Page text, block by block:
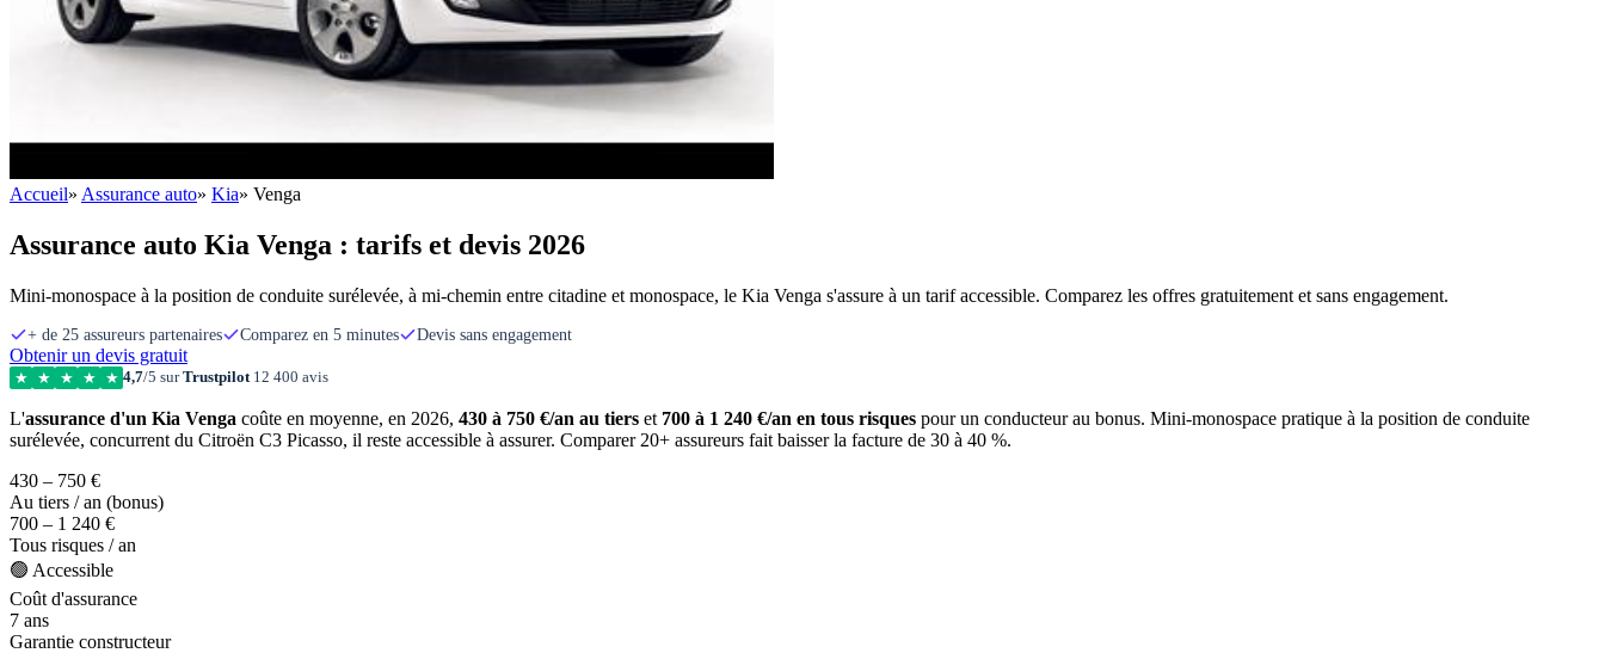
Accueil» Assurance auto» Kia» Venga
Assurance auto Kia Venga : tarifs et devis 2026
Mini-monospace à la position de conduite surélevée, à mi-chemin entre citadine et monospace, le Kia Venga s'assure à un tarif accessible. Comparez les offres gratuitement et sans engagement.
+ de 25 assureurs partenaires Comparez en 5 minutes Devis sans engagement
Obtenir un devis gratuit
★ ★ ★ ★ ★ 4,7/5 surTrustpilot12 400 avis
L'assurance d'un Kia Venga coûte en moyenne, en 2026, 430 à 750 €/an au tiers et 700 à 1 240 €/an en tous risques pour un conducteur au bonus. Mini-monospace pratique à la position de conduite
surélevée, concurrent du Citroën C3 Picasso, il reste accessible à assurer. Comparer 20+ assureurs fait baisser la facture de 30 à 40 %.
430 – 750 €
Au tiers / an (bonus)
700 – 1 240 €
Tous risques / an
🟢 Accessible
Coût d'assurance
7 ans
Garantie constructeur